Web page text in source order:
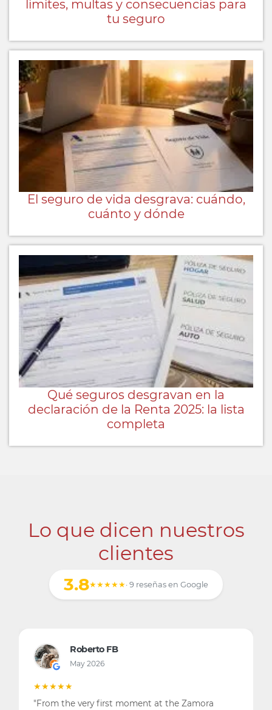
límites, multas y consecuencias para
tu seguro
El seguro de vida desgrava: cuándo,
cuánto y dónde
Qué seguros desgravan en la
declaración de la Renta 2025: la lista
completa
Lo que dicen nuestros
clientes
3.8★★★★★· 9 reseñas en Google
Roberto FB
May 2026
★★★★★
"From the very first moment at the Zamora